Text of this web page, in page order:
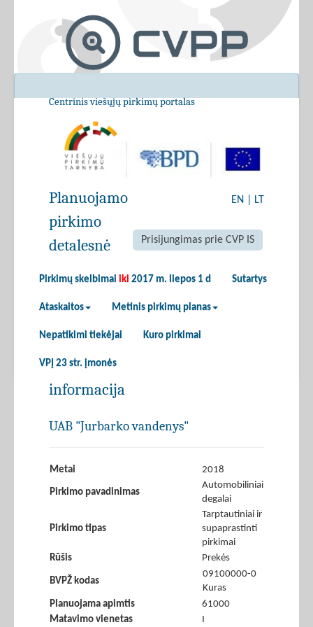
Centrinis viešųjų pirkimų portalas
EN LT
Prisijungimas prie CVP IS
Pirkimų skelbimai iki 2017 m. liepos 1 d Sutartys
Ataskaitos Metinis pirkimų planas
Nepatikimi tiekėjai Kuro pirkimai
VPĮ 23 str. įmonės
Planuojamo
pirkimo
detalesnė
informacija
UAB "Jurbarko vandenys"
Metai 2018
Pirkimo pavadinimas
Automobiliniai
degalai
Pirkimo tipas
Tarptautiniai ir
supaprastinti
pirkimai
Rūšis
Prekės
BVPŽ kodas
09100000-0
Kuras
Planuojama apimtis
61000
Matavimo vienetas
I